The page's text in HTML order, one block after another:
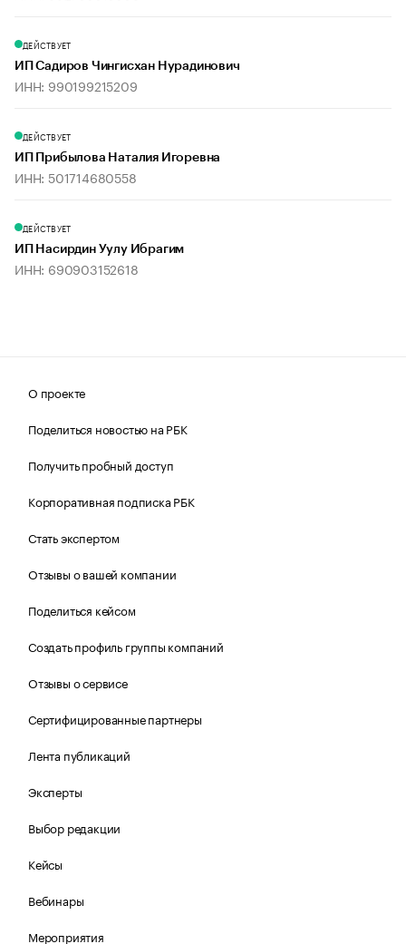
ДЕЙСТВУЕТ
ИП Садиров Чингисхан Нурадинович
ИНН: 990199215209
ДЕЙСТВУЕТ
ИП Прибылова Наталия Игоревна
ИНН: 501714680558
ДЕЙСТВУЕТ
ИП Насирдин Уулу Ибрагим
ИНН: 690903152618
О проекте
Поделиться новостью на РБК
Получить пробный доступ
Корпоративная подписка РБК
Стать экспертом
Отзывы о вашей компании
Поделиться кейсом
Создать профиль группы компаний
Отзывы о сервисе
Сертифицированные партнеры
Лента публикаций
Эксперты
Выбор редакции
Кейсы
Вебинары
Мероприятия